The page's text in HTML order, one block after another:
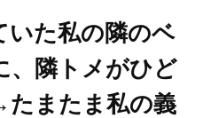
いた私の隣のベ
、隣トメがひど
またま私の義